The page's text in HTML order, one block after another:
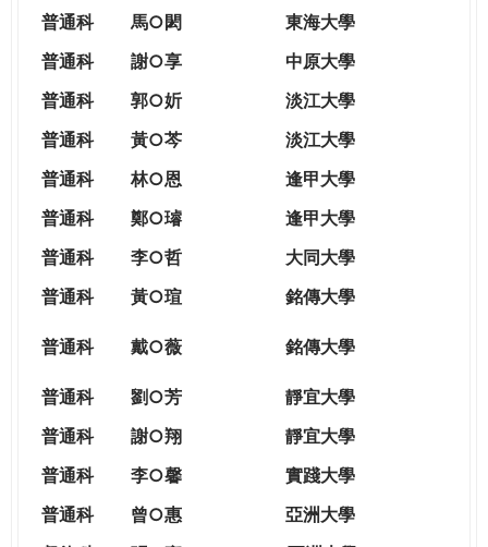
普通科
馬○閎
東海大學
普通科
謝○享
中原大學
普通科
郭○妡
淡江大學
普通科
黃○芩
淡江大學
普通科
林○恩
逢甲大學
普通科
鄭○璿
逢甲大學
普通科
李○哲
大同大學
普通科
黃○瑄 銘傳大學
普通科 戴○薇 銘傳大學
普通科 劉○芳
靜宜大學
普通科
謝○翔
靜宜大學
普通科
李○馨
實踐大學
普通科
曾○惠
亞洲大學